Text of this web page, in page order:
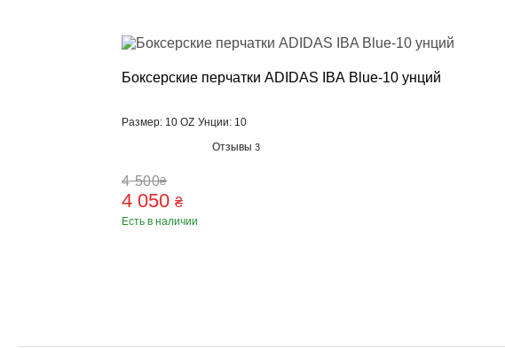
Боксерские перчатки ADIDAS IBA Blue-10 унций
Размер: 10 OZ Унции: 10
Отзывы3
4 500₴
4 050 ₴
Есть в наличии